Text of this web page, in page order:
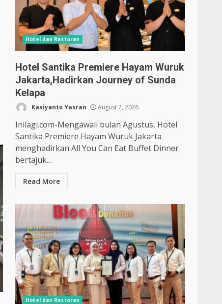
Hotel dan Restoran
Hotel Santika Premiere Hayam Wuruk
Jakarta,Hadirkan Journey of Sunda
Kelapa
Kasiyanto Yasran August 7, 2026
Inilagi.com-Mengawali bulan Agustus, Hotel
Santika Premiere Hayam Wuruk Jakarta
menghadirkan All You Can Eat Buffet Dinner
bertajuk...
Read More
Hotel dan Restoran